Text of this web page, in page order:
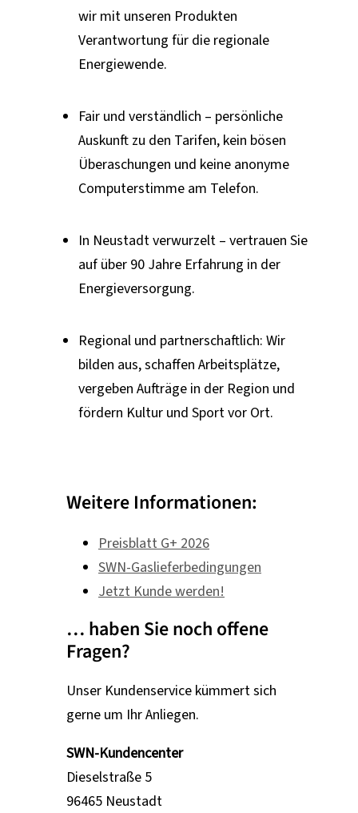
wir mit unseren Produkten
Verantwortung für die regionale
Energiewende.
Fair und verständlich – persönliche
Auskunft zu den Tarifen, kein bösen
Überaschungen und keine anonyme
Computerstimme am Telefon.
In Neustadt verwurzelt – vertrauen Sie
auf über 90 Jahre Erfahrung in der
Energieversorgung.
Regional und partnerschaftlich: Wir
bilden aus, schaffen Arbeitsplätze,
vergeben Aufträge in der Region und
fördern Kultur und Sport vor Ort.
Weitere Informationen:
Preisblatt G+ 2026
SWN-Gaslieferbedingungen
Jetzt Kunde werden!
… haben Sie noch offene
Fragen?
Unser Kundenservice kümmert sich
gerne um Ihr Anliegen.
SWN-Kundencenter
Dieselstraße 5
96465 Neustadt